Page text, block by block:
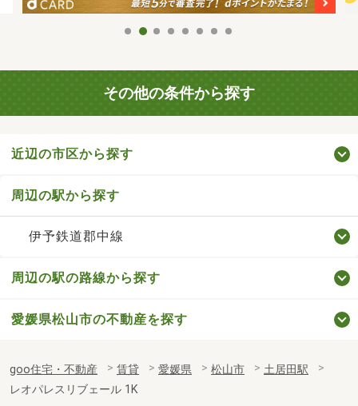
その他の条件から探す
近辺の市区から探す
周辺の駅から探す
伊予鉄道郡中線
周辺の駅の路線から探す
愛媛県松山市の不動産を探す
goo住宅・不動産 賃貸 愛媛県 松山市
土居田駅
レオパレスリブェール 1K